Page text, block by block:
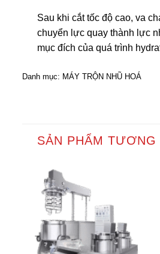
Sau khi cắt tốc độ cao, va
chuyển lực quay thành lực
mục đích của quá trình
Danh mục: MÁY TRỘN NHŨ HOÁ
SẢN PHẨM TƯƠNG